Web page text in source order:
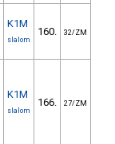
K1M
slalom
160. 32/ZM
K1M
slalom
166. 27/ZM